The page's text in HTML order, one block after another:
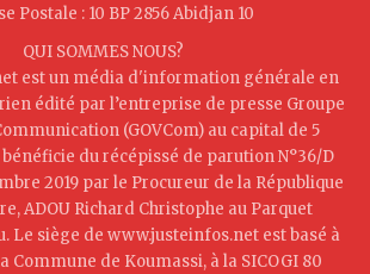
Postale : 10 BP 2856 Abidjan 10
QUI SOMMES NOUS?
est un média d'information générale en
édité par l’entreprise de presse Groupe
(GOVCom) au capital de 5
du récépissé de parution N°36/D
2019 par le Procureur de la République
ADOU Richard Christophe au Parquet
Le siège de www.justeinfos.net est basé à
Commune de Koumassi, à la SICOGI 80